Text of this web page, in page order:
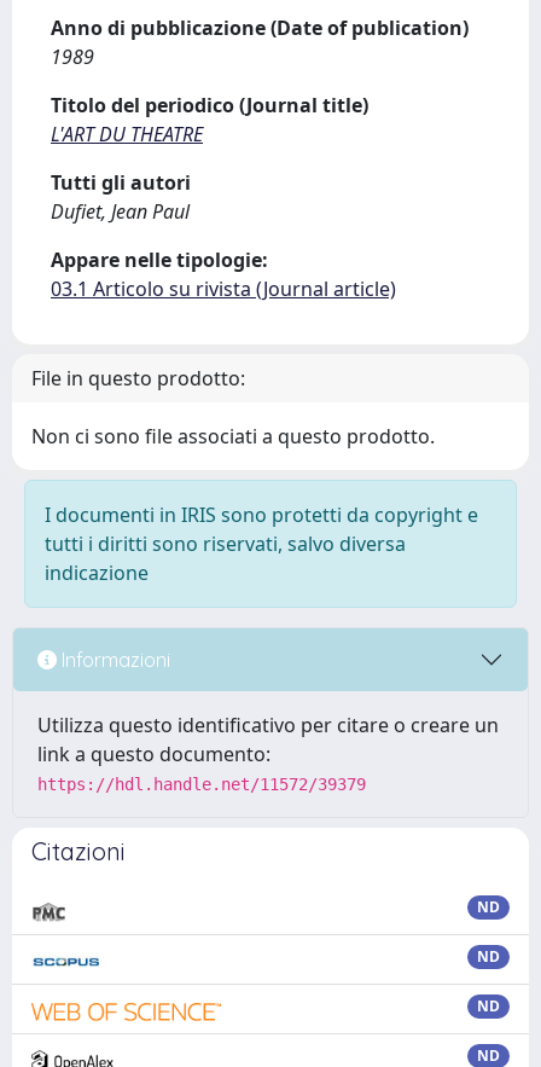
Anno di pubblicazione (Date of publication)
1989
Titolo del periodico (Journal title)
L'ART DU THEATRE
Tutti gli autori
Dufiet, Jean Paul
Appare nelle tipologie:
03.1 Articolo su rivista (Journal article)
File in questo prodotto:
Non ci sono file associati a questo prodotto.
I documenti in IRIS sono protetti da copyright e
tutti i diritti sono riservati, salvo diversa
indicazione
Informazioni
Utilizza questo identificativo per citare o creare un
link a questo documento:
https://hdl.handle.net/11572/39379
Citazioni
ND
ND
ND
ND